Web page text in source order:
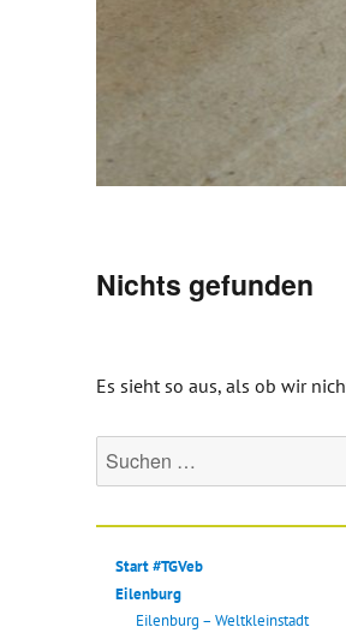
Nichts gefunden
Es sieht so aus, als ob wir
Suche
nach:
Start #TGVeb
Eilenburg
Eilenburg – Weltkleinstadt